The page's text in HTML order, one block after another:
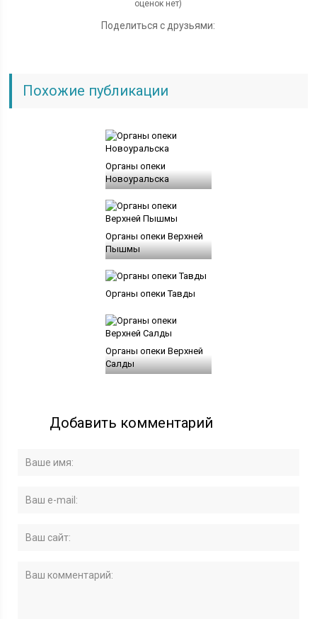
оценок нет)
Поделиться с друзьями:
Похожие публикации
Органы опеки
Новоуральска
Органы опеки Верхней
Пышмы
Органы опеки Тавды
Органы опеки Верхней
Салды
Добавить комментарий